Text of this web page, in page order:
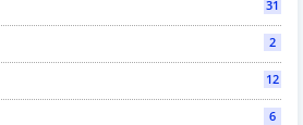
31
2
12
6